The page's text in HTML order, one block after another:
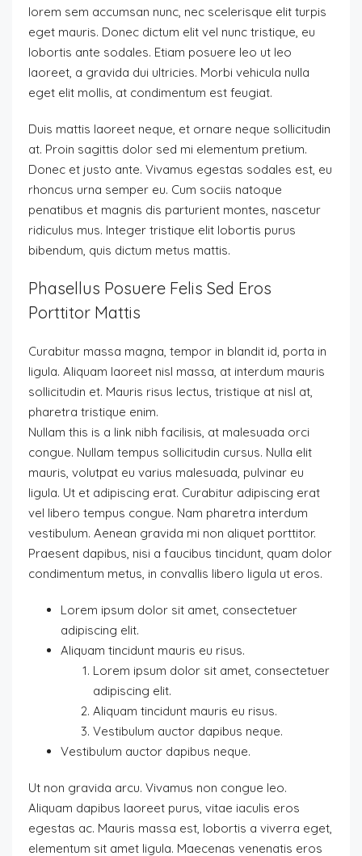
lorem sem accumsan nunc, nec scelerisque elit turpis
eget mauris. Donec dictum elit vel nunc tristique, eu
lobortis ante sodales. Etiam posuere leo ut leo
laoreet, a gravida dui ultricies. Morbi vehicula nulla
eget elit mollis, at condimentum est feugiat.
Duis mattis laoreet neque, et ornare neque sollicitudin
at. Proin sagittis dolor sed mi elementum pretium.
Donec et justo ante. Vivamus egestas sodales est, eu
rhoncus urna semper eu. Cum sociis natoque
penatibus et magnis dis parturient montes, nascetur
ridiculus mus. Integer tristique elit lobortis purus
bibendum, quis dictum metus mattis.
Phasellus Posuere Felis Sed Eros
Porttitor Mattis
Curabitur massa magna, tempor in blandit id, porta in
ligula. Aliquam laoreet nisl massa, at interdum mauris
sollicitudin et. Mauris risus lectus, tristique at nisl at,
pharetra tristique enim.
Nullam this is a link nibh facilisis, at malesuada orci
congue. Nullam tempus sollicitudin cursus. Nulla elit
mauris, volutpat eu varius malesuada, pulvinar eu
ligula. Ut et adipiscing erat. Curabitur adipiscing erat
vel libero tempus congue. Nam pharetra interdum
vestibulum. Aenean gravida mi non aliquet porttitor.
Praesent dapibus, nisi a faucibus tincidunt, quam dolor
condimentum metus, in convallis libero ligula ut eros.
Lorem ipsum dolor sit amet, consectetuer
adipiscing elit.
Aliquam tincidunt mauris eu risus.
Lorem ipsum dolor sit amet, consectetuer
adipiscing elit.
Aliquam tincidunt mauris eu risus.
Vestibulum auctor dapibus neque.
Vestibulum auctor dapibus neque.
Ut non gravida arcu. Vivamus non congue leo.
Aliquam dapibus laoreet purus, vitae iaculis eros
egestas ac. Mauris massa est, lobortis a viverra eget,
elementum sit amet ligula. Maecenas venenatis eros